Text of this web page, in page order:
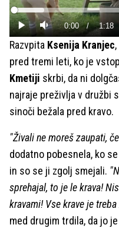
Predvajaj
Tiho Current
Time
0:00 / 1:18
Loaded:
12.67%
Razvpita Ksenija Kranjec
pred tremi leti, ko je
Kmetiji skrbi, da ni
najraje preživlja v družbi
sinoči bežala pred kravo.
"Živali ne moreš zaupati,
dodatno pobesnela, ko
in so se ji zgolj smejali.
sprehajal, to je le krava!
kravami! Vse krave je
med drugim trdila, da jo